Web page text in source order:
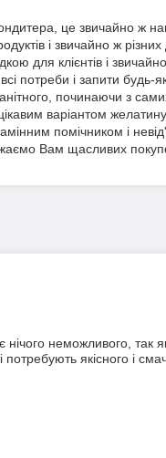
це звичайно ж
і звичайно ж різних
для клієнтів і звичайно
всі потреби і запити будь-
починаючи з
варіантом желатину
помічником і
Вам щасливих
нічого неможливого,
якісного і